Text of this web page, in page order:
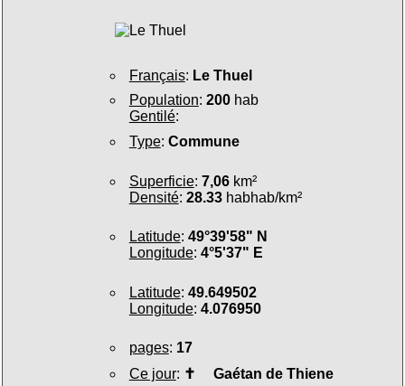
Français: Le Thuel
Population: 200hab
Gentilé:
Type: Commune
Superficie: 7,06km²
Densité: 28.33habhab/km²
Latitude: 49°39'58" N
Longitude: 4°5'37" E
Latitude: 49.649502
Longitude: 4.076950
pages: 17
Ce jour: ✝ Gaétan de Thiene